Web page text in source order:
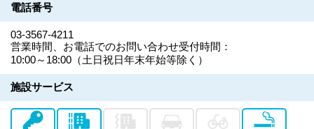
電話番号
03-3567-4211
営業時間、お電話でのお問い合わせ受付時間：
10:00～18:00（土日祝日年末年始等除く）
施設サービス